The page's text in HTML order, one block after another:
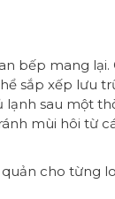
bếp mang lại.
sắp xếp lưu
sau một
mùi hôi từ
cho từng